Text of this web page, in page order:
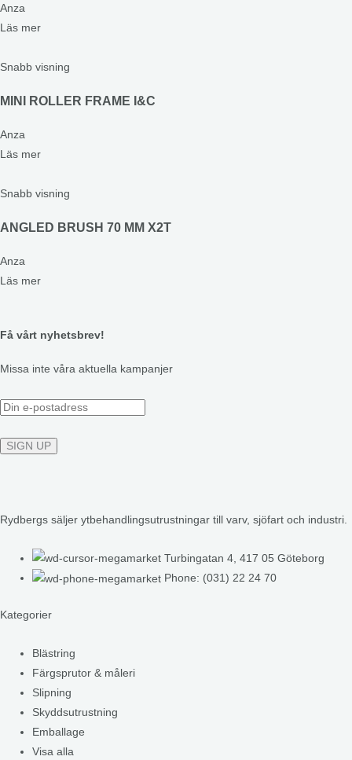
Anza
Läs mer
Snabb visning
MINI ROLLER FRAME I&C
Anza
Läs mer
Snabb visning
ANGLED BRUSH 70 MM X2T
Anza
Läs mer
Få vårt nyhetsbrev!
Missa inte våra aktuella kampanjer
Rydbergs säljer ytbehandlingsutrustningar till varv, sjöfart och industri.
Turbingatan 4, 417 05 Göteborg
Phone: (031) 22 24 70
Kategorier
Blästring
Färgsprutor & måleri
Slipning
Skyddsutrustning
Emballage
Visa alla